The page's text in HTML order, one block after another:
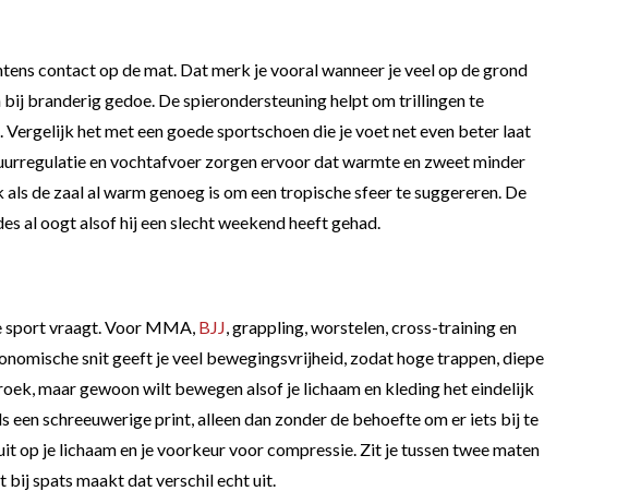
contact op de mat. Dat merk je vooral wanneer je veel op de grond
branderig gedoe. De spierondersteuning helpt om trillingen te
het met een goede sportschoen die je voet net even beter laat
en vochtafvoer zorgen ervoor dat warmte en zweet minder
de zaal al warm genoeg is om een tropische sfeer te suggereren. De
al oogt alsof hij een slecht weekend heeft gehad.
sport vraagt. Voor MMA, BJJ, grappling, worstelen, cross-training en
snit geeft je veel bewegingsvrijheid, zodat hoge trappen, diepe
maar gewoon wilt bewegen alsof je lichaam en kleding het eindelijk
schreeuwerige print, alleen dan zonder de behoefte om er iets bij te
op je lichaam en je voorkeur voor compressie. Zit je tussen twee maten
bij spats maakt dat verschil echt uit.